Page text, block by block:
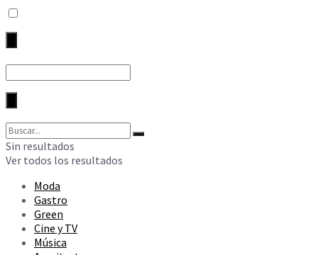
Sin resultados
Ver todos los resultados
Moda
Gastro
Green
Cine y TV
Música